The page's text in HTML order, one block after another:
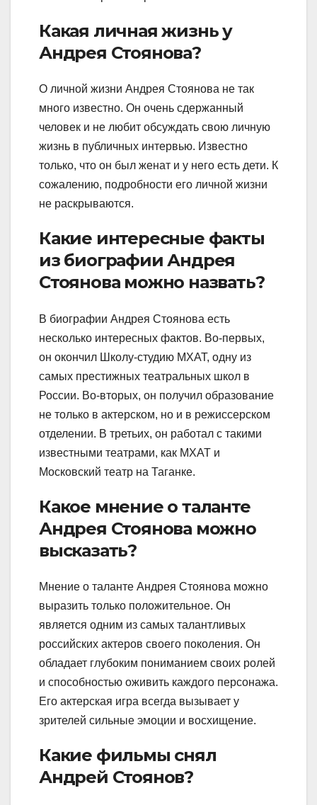
Какая личная жизнь у
Андрея Стоянова?
О личной жизни Андрея Стоянова не так
много известно. Он очень сдержанный
человек и не любит обсуждать свою личную
жизнь в публичных интервью. Известно
только, что он был женат и у него есть дети. К
сожалению, подробности его личной жизни
не раскрываются.
Какие интересные факты
из биографии Андрея
Стоянова можно назвать?
В биографии Андрея Стоянова есть
несколько интересных фактов. Во-первых,
он окончил Школу-студию МХАТ, одну из
самых престижных театральных школ в
России. Во-вторых, он получил образование
не только в актерском, но и в режиссерском
отделении. В третьих, он работал с такими
известными театрами, как МХАТ и
Московский театр на Таганке.
Какое мнение о таланте
Андрея Стоянова можно
высказать?
Мнение о таланте Андрея Стоянова можно
выразить только положительное. Он
является одним из самых талантливых
российских актеров своего поколения. Он
обладает глубоким пониманием своих ролей
и способностью оживить каждого персонажа.
Его актерская игра всегда вызывает у
зрителей сильные эмоции и восхищение.
Какие фильмы снял
Андрей Стоянов?